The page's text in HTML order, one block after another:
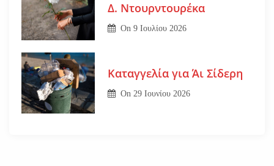
Δ. Ντουρντουρέκα
On9 Ιουλίου 2026
Καταγγελία για Άι Σίδερη
On 29 Ιουνίου 2026